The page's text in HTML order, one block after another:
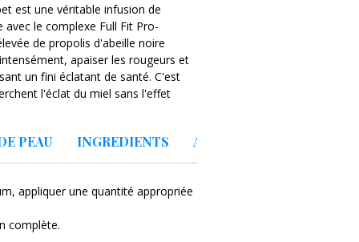
est une véritable infusion de
le complexe Full Fit Pro-
de propolis d'abeille noire
apaiser les rougeurs et
un fini éclatant de santé. C'est
l'éclat du miel sans l'effet
plus entre nutrition intense
Cream pénètre instantanément
une réponse apaisante et
PEAU INGREDIENTS A PROPOS DE LA
appliquer une quantité appropriée
complète.